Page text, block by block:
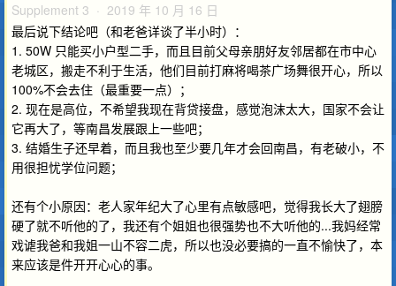
Supplement 3 · 2019 年 10 月 16 日
最后说下结论吧（和老爸详谈了半小时）：
1. 50W 只能买小户型二手，而且目前父母亲朋好友邻居都在市中心
老城区，搬走不利于生活，他们目前打麻将喝茶广场舞很开心，所以
100%不会去住（最重要一点）；
2. 现在是高位，不希望我现在背贷接盘，感觉泡沫太大，国家不会让
它再大了，等南昌发展跟上一些吧；
3. 结婚生子还早着，而且我也至少要几年才会回南昌，有老破小，不
用很担忧学位问题；
还有个小原因：老人家年纪大了心里有点敏感吧，觉得我长大了翅膀
硬了就不听他的了，我还有个姐姐也很强势也不大听他的...我妈经常
戏谑我爸和我姐一山不容二虎，所以也没必要搞的一直不愉快了，本
来应该是件开开心心的事。